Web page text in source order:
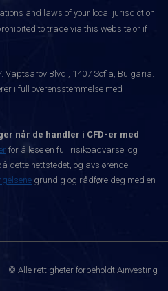
and laws of your local jurisdiction
to trade via this website or if
Vaptsarov Blvd., 1407 Sofia, Bulgaria.
i full overensstemmelse med
når de handler i CFD-er med
for å lese en full risikoadvarsel og
dette nettstedet, og avslørende
grundig og rådføre deg med en
© Alle rettigheter forbeholdt Ainvesting